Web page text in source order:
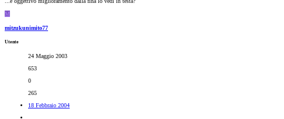
M
mitzukunimito77
Utente
24 Maggio 2003
653
0
265
18 Febbraio 2004